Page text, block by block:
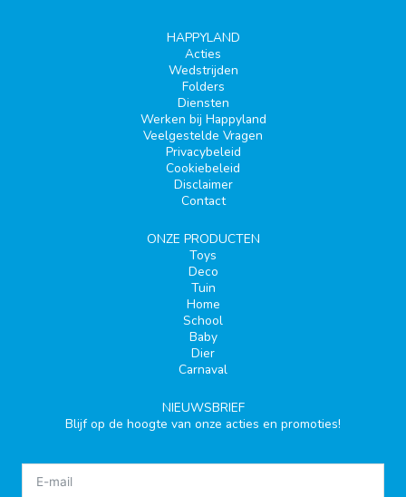
HAPPYLAND
Acties
Wedstrijden
Folders
Diensten
Werken bij Happyland
Veelgestelde Vragen
Privacybeleid
Cookiebeleid
Disclaimer
Contact
ONZE PRODUCTEN
Toys
Deco
Tuin
Home
School
Baby
Dier
Carnaval
NIEUWSBRIEF
Blijf op de hoogte van onze acties en promoties!